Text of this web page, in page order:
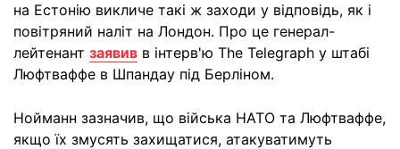
на Естонію викличе такі ж заходи у відповідь, як і
повітряний наліт на Лондон. Про це генерал-
лейтенант заявив в інтерв'ю The Telegraph у штабі
Люфтваффе в Шпандау під Берліном.
Нойманн зазначив, що війська НАТО та Люфтваффе,
якщо їх змусять захищатися, атакуватимуть